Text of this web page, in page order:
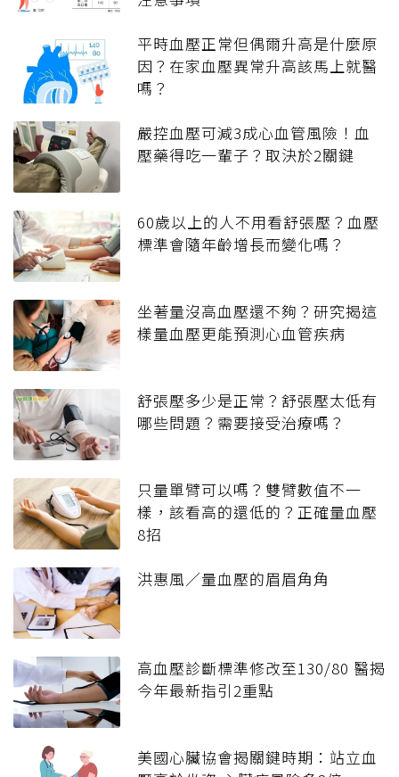
平時血壓正常但偶爾升高是什麼原
因？在家血壓異常升高該馬上就醫
嗎？
嚴控血壓可減3成心血管風險！血
壓藥得吃一輩子？取決於2關鍵
60歲以上的人不用看舒張壓？血壓
標準會隨年齡增長而變化嗎？
坐著量沒高血壓還不夠？研究揭這
樣量血壓更能預測心血管疾病
舒張壓多少是正常？舒張壓太低有
哪些問題？需要接受治療嗎？
只量單臂可以嗎？雙臂數值不一
樣，該看高的還低的？正確量血壓
8招
洪惠風／量血壓的眉眉角角
高血壓診斷標準修改至130/80 醫揭
今年最新指引2重點
美國心臟協會揭關鍵時期：站立血